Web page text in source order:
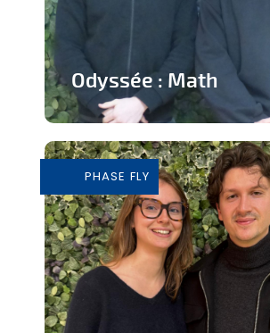
Odyssée : Math
apprendre les mathématiques
En savoir plus
PHASE FLY